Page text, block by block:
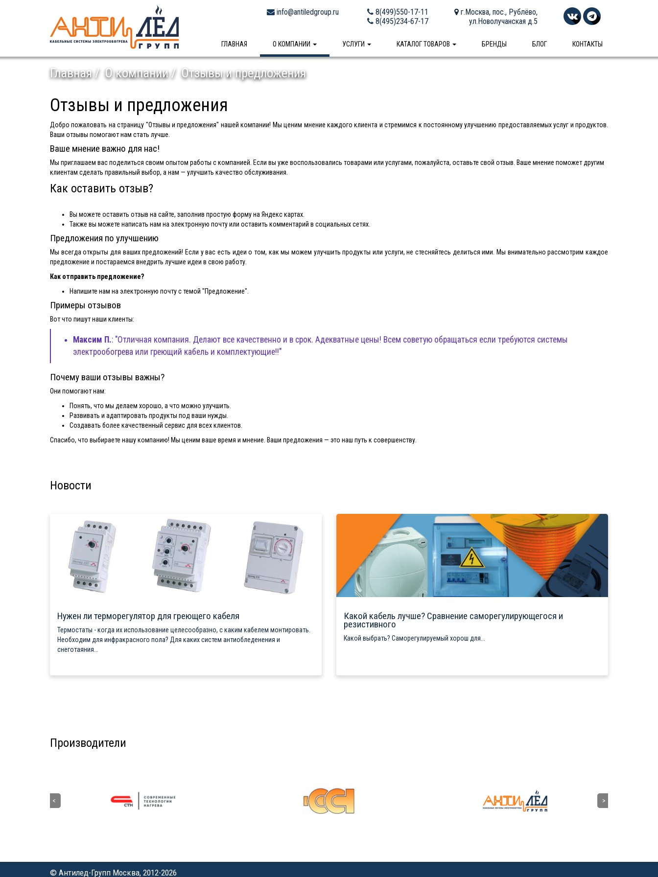
info@antiledgroup.ru
8(499)550-17-11
8(495)234-67-17
г.Москва, пос., Рублёво,
ул.Новолучанская д.5
ГЛАВНАЯ О КОМПАНИИ УСЛУГИ КАТАЛОГ ТОВАРОВ БРЕНДЫ БЛОГ КОНТАКТЫ
Главная О компании Отзывы и предложения
Отзывы и предложения
Добро пожаловать на страницу "Отзывы и предложения" нашей компании! Мы ценим мнение каждого клиента и стремимся к постоянному улучшению предоставляемых услуг и продуктов.
Ваши отзывы помогают нам стать лучше.
Ваше мнение важно для нас!
Мы приглашаем вас поделиться своим опытом работы с компанией. Если вы уже воспользовались товарами или услугами, пожалуйста, оставьте свой отзыв. Ваше мнение поможет другим
клиентам сделать правильный выбор, а нам — улучшить качество обслуживания.
Как оставить отзыв?
Вы можете оставить отзыв на сайте, заполнив простую форму на Яндекс картах.
Также вы можете написать нам на электронную почту или оставить комментарий в социальных сетях.
Предложения по улучшению
Мы всегда открыты для ваших предложений! Если у вас есть идеи о том, как мы можем улучшить продукты или услуги, не стесняйтесь делиться ими. Мы внимательно рассмотрим каждое
предложение и постараемся внедрить лучшие идеи в свою работу.
Как отправить предложение?
Напишите нам на электронную почту с темой "Предложение".
Примеры отзывов
Вот что пишут наши клиенты:
Максим П.: "Отличная компания. Делают все качественно и в срок. Адекватные цены! Всем советую обращаться если требуются системы
электрообогрева или греющий кабель и комплектующие!!"
Почему ваши отзывы важны?
Они помогают нам:
Понять, что мы делаем хорошо, а что можно улучшить.
Развивать и адаптировать продукты под ваши нужды.
Создавать более качественный сервис для всех клиентов.
Спасибо, что выбираете нашу компанию! Мы ценим ваше время и мнение. Ваши предложения — это наш путь к совершенству.
Новости
Нужен ли терморегулятор для греющего кабеля
Термостаты - когда их использование целесообразно, с каким кабелем монтировать.
Необходим для инфракрасного пола? Для каких систем антиобледенения и
снеготаяния...
Какой кабель лучше? Сравнение саморегулирующегося и
резистивного
Какой выбрать? Саморегулируемый хорош для...
Производители
© Антилед-Групп Москва, 2012-2026